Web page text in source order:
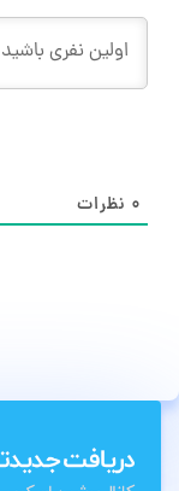
۰ نظرات